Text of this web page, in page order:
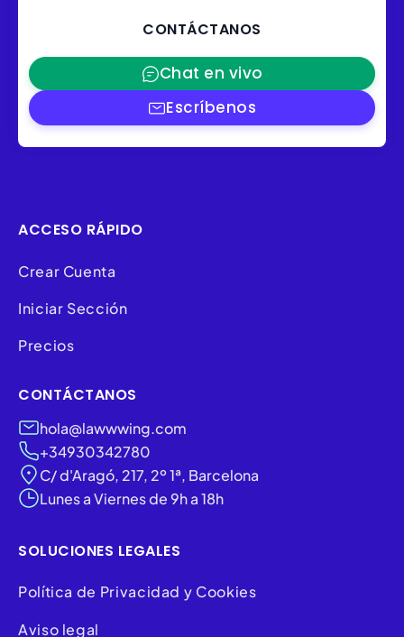
CONTÁCTANOS
Chat en vivo
Escríbenos
ACCESO RÁPIDO
Crear Cuenta
Iniciar Sección
Precios
CONTÁCTANOS
hola@lawwwing.com
+34930342780
C/ d'Aragó, 217, 2º 1ª, Barcelona
Lunes a Viernes de 9h a 18h
SOLUCIONES LEGALES
Política de Privacidad y Cookies
Aviso legal